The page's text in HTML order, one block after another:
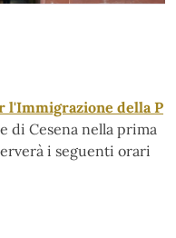
l'Immigrazione della P
di Cesena nella prima
i seguenti orari